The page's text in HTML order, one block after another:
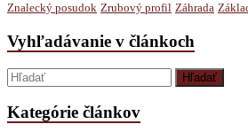
Znalecký posudok Zrubový profil Záhrada
Vyhľadávanie v článkoch
Kategórie článkov